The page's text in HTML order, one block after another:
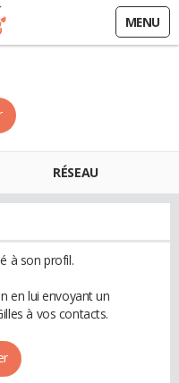
MENU
RÉSEAU
à son profil.
en lui envoyant un
à vos contacts.